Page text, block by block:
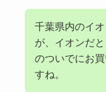
千葉県内のイ
が、イオンだ
のついでにお
すね。